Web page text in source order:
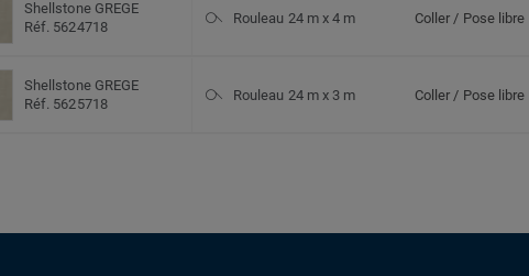
Shellstone GREGE
Réf. 5624718
Rouleau 24 m x 4 m Coller / Pose libre
Shellstone GREGE
Réf. 5625718
Rouleau 24 m x 3 m Coller / Pose libre